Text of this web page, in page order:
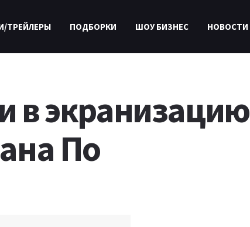
ТРЕЙЛЕРЫ ПОДБОРКИ ШОУ БИЗНЕС НОВОСТИ
в экранизацию
По